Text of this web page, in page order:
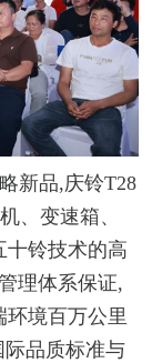
新品,庆铃T28
、变速箱、
十铃技术的高
理体系保证,
环境百万公里
品质标准与